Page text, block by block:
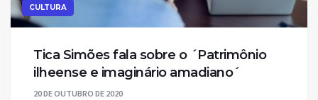
CULTURA
Tica Simões fala sobre o ´Patrimônio
ilheense e imaginário amadiano´
20 DE OUTUBRO DE 2020